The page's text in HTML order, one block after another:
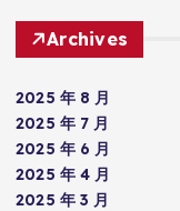
Archives
2025 年 8 月
2025 年 7 月
2025 年 6 月
2025 年 4 月
2025 年 3 月